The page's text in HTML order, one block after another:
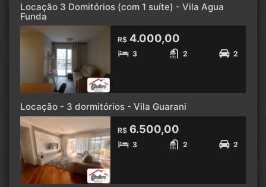
Locação 3 Domitórios (com 1 suíte) - Vila Agua
Funda
R$ 4.000,00
3 2 2
Locação - 3 dormitórios - Vila Guarani
R$ 6.500,00
3 2 2